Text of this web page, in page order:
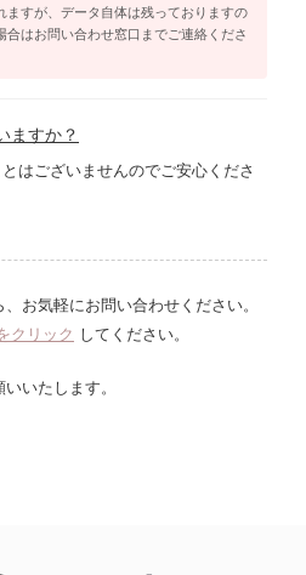
ますが、データ自体は残っておりますの
はお問い合わせ窓口までご連絡くださ
ますか？
はございませんのでご安心くださ
お気軽にお問い合わせください。
クリック してください。
いたします。